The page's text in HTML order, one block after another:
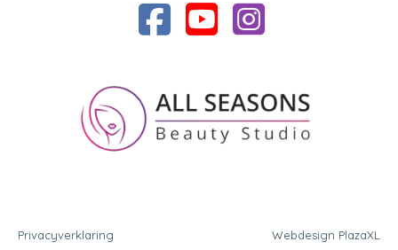
Privacyverklaring Webdesign PlazaXL